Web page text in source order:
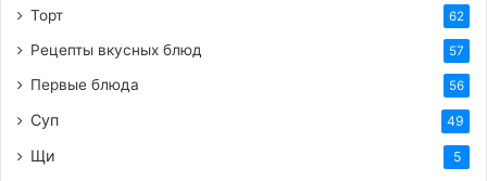
Торт 62
Рецепты вкусных блюд 57
Первые блюда 56
Суп 49
Щи 5